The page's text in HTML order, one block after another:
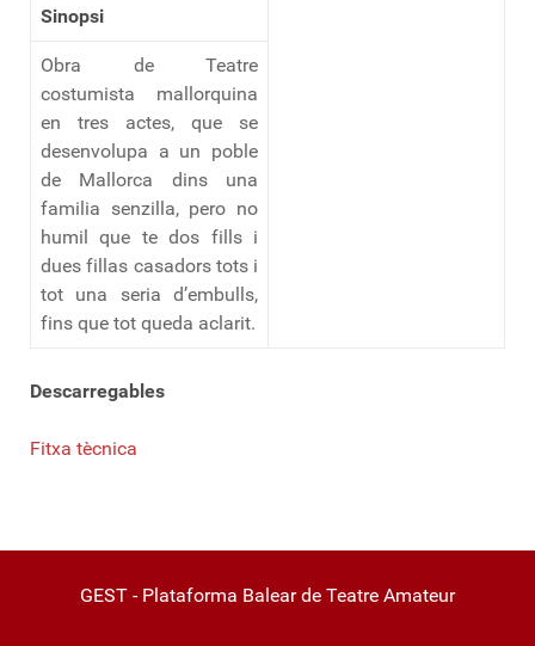
Sinopsi
Obra de Teatre
costumista mallorquina
en tres actes, que se
desenvolupa a un poble
de Mallorca dins una
familia senzilla, pero no
humil que te dos fills i
dues fillas casadors tots i
tot una seria d’embulls,
fins que tot queda aclarit.
Descarregables
Fitxa tècnica
GEST - Plataforma Balear de Teatre Amateur